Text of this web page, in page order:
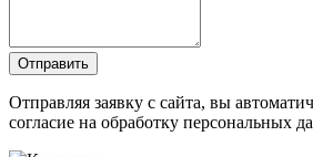
Отправить
Отправляя заявку с сайта, вы
согласие на обработку персональных